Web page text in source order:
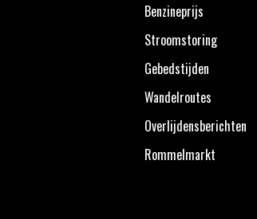
Benzineprijs
Stroomstoring
Gebedstijden
Wandelroutes
Overlijdensberichten
Rommelmarkt